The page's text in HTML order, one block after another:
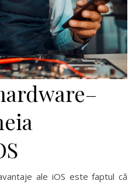
ale iOS este faptul că